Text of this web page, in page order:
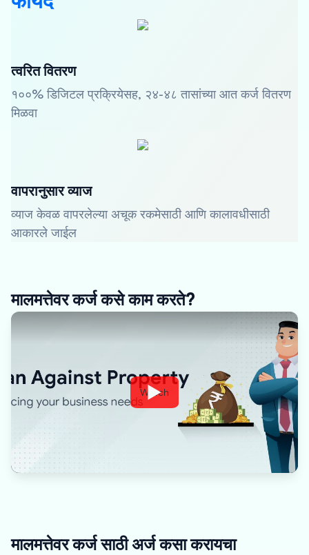
त्वरित वितरण
१००% डिजिटल प्रक्रियेसह, २४-४८ तासांच्या आत कर्ज वितरण
मिळवा
वापरानुसार व्याज
व्याज केवळ वापरलेल्या अचूक रकमेसाठी आणि कालावधीसाठी
आकारले जाईल
मालमत्तेवर कर्ज कसे काम करते?
Watch
मालमत्तेवर कर्ज साठी अर्ज कसा करायचा